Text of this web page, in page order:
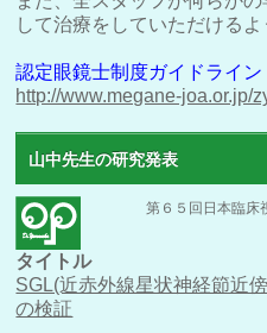
して治療をしていただける
認定眼鏡士制度ガイドライン
http://www.megane-joa.or.jp/
山中先生の研究発表
第６５回日本臨床
タイトル
SGL(近赤外線星状神経節近
の検証